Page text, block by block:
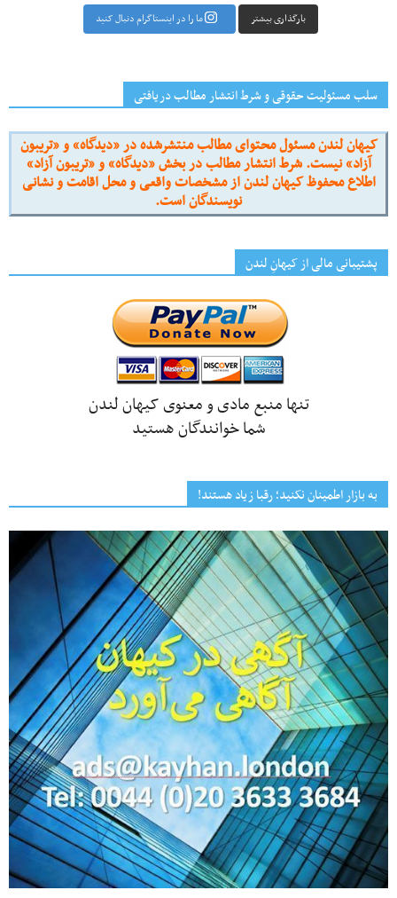
بارگذاری بیشتر ما را در اینستاگرام دنبال کنید
سلب مسئولیت حقوقی و شرط انتشار مطالب دریافتی
کیهان لندن مسئول محتوای مطالب منتشرشده در «دیدگاه» و «تریبون
آزاد» نیست. شرط انتشار مطالب در بخش «دیدگاه» و «تریبون آزاد»
اطلاع محفوظ کیهان لندن از مشخصات واقعی و محل اقامت و نشانی
نویسندگان است.
پشتیبانی مالی از کیهانِ لندن
تنها منبع مادی و معنوی کیهان لندن
شما خوانندگان هستید
به بازار اطمینان نکنید؛ رقبا زیاد هستند!